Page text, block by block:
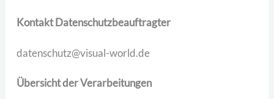
Kontakt Datenschutzbeauftragter
datenschutz@visual-world.de
Übersicht der Verarbeitungen